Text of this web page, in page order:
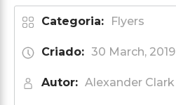
Categoria: Flyers
Criado: 30 March, 2019
Autor: Alexander Clark